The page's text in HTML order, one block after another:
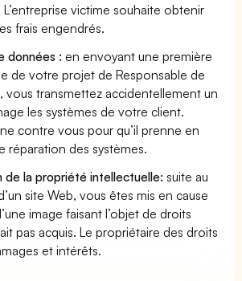
L’entreprise victime souhaite obtenir
frais engendrés.
données : en envoyant une première
de votre projet de Responsable de
vous transmettez accidentellement un
les systèmes de votre client.
contre vous pour qu’il prenne en
réparation des systèmes.
de la propriété intellectuelle: suite au
site Web, vous êtes mis en cause
image faisant l’objet de droits
pas acquis. Le propriétaire des droits
et intérêts.